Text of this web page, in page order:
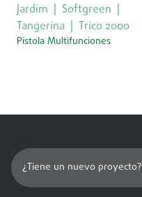
Jardim
Softgreen
Tangerina
Trico 2000
Pistola Multifunciones
¿Tiene un nuevo proyecto?